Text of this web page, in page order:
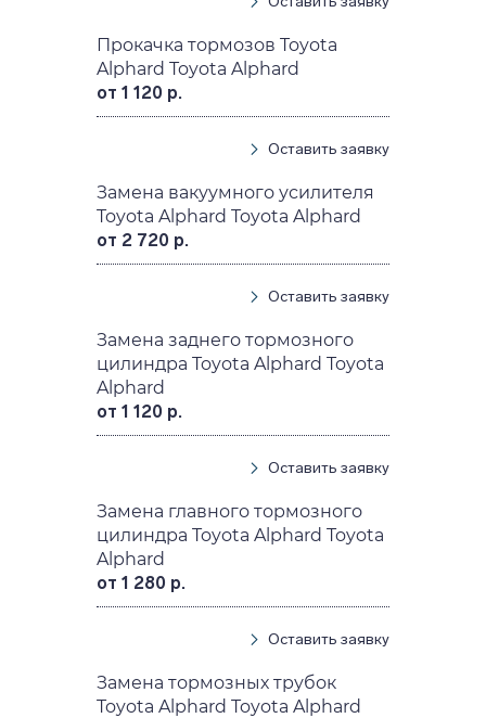
Прокачка тормозов Toyota
Alphard Toyota Alphard
от 1 120 р.
Оставить заявку
Замена вакуумного усилителя
Toyota Alphard Toyota Alphard
от 2 720 р.
Оставить заявку
Замена заднего тормозного
цилиндра Toyota Alphard Toyota
Alphard
от 1 120 р.
Оставить заявку
Замена главного тормозного
цилиндра Toyota Alphard Toyota
Alphard
от 1 280 р.
Оставить заявку
Замена тормозных трубок
Toyota Alphard Toyota Alphard